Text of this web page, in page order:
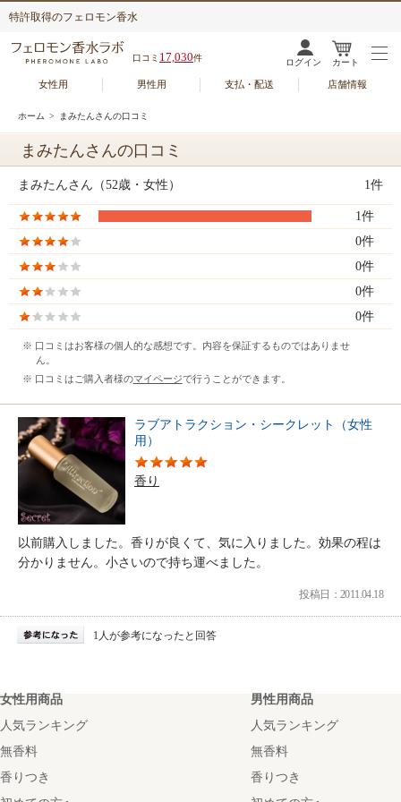
特許取得のフェロモン香水
口コミ 17,030件 ログイン カート
女性用 男性用 支払・配送 店舗情報
ホーム > まみたんさんの口コミ
まみたんさんの口コミ
まみたんさん（52歳・女性） 1件
1件
0件
0件
0件
0件
※ 口コミはお客様の個人的な感想です。内容を保証するものではありませ
ん。
※ 口コミはご購入者様のマイページで行うことができます。
ラブアトラクション・シークレット（女性
用）
香り
以前購入しました。香りが良くて、気に入りました。効果の程は
分かりません。小さいので持ち運べました。
投稿日：2011.04.18
1人が参考になったと回答
女性用商品
人気ランキング
無香料
香りつき
男性用商品
人気ランキング
無香料
香りつき